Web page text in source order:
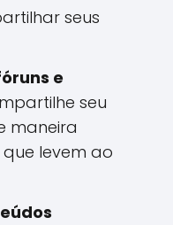
seus
e
seu
maneira
que levem ao